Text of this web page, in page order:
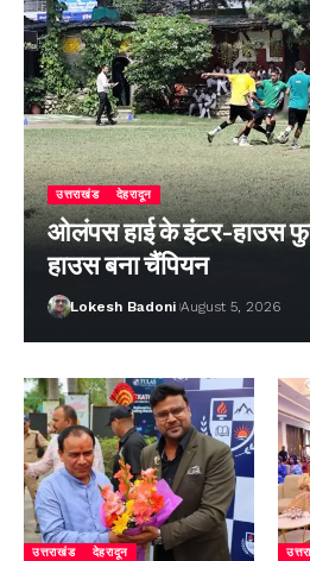
उत्तराखंड देहरादून
ओलंपस हाई के इंटर-हाउस
हाउस बना चैंपियन
Lokesh Badoni August 5, 2026
उत्तराखंड देहरादून